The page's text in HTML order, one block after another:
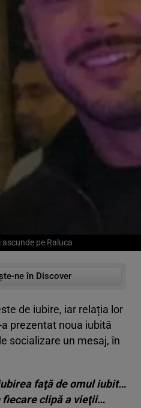
pe Raluca
ne în Discover
de iubire, iar relația lor
prezentat noua iubită
socializare un mesaj, în
faţă de omul iubit…
fiecare clipă a vieţii…